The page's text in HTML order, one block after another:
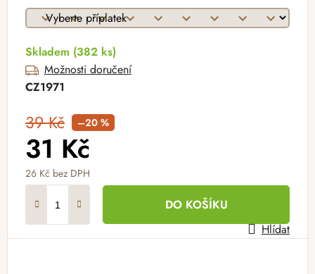
Skladem (382 ks)
Možnosti doručení
CZ1971
39 Kč –20 %
31 Kč
26 Kč bez DPH
DO KOŠÍKU
Hlídat